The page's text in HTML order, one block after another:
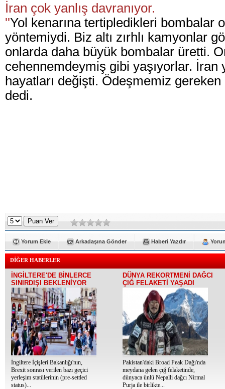
İran çok yanlış davranıyor.
''Yol kenarına tertipledikleri bombalar
yöntemiydi. Biz altı zırhlı kamyonlar
onlarda daha büyük bombalar üretti.
cehennemdeymiş gibi yaşıyorlar. İran
hayatları değişti. Ödeşmemiz gereken
dedi.
Yorum Ekle Arkadaşına Gönder Haberi Yazdır
DİĞER HABERLER
İNGİLTERE'DE BİNLERCE
SINIRDIŞI BEKLENİYOR
İngiltere İçişleri Bakanlığı'nın,
Brexit sonrası verilen bazı geçici
yerleşim statülerinin (pre-settled
status)...
DÜNYA REKORTMENİ DAĞCI
ÇIĞ FELAKETİ YAŞADI
Pakistan'daki Broad Peak Dağı'nda
meydana gelen çığ felaketinde,
dünyaca ünlü Nepalli dağcı Nirmal
Purja ile birlikte...